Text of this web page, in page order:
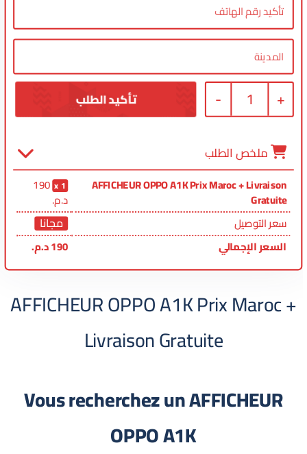
+
1
-
ملخص الطلب
AFFICHEUR OPPO A1K Prix Maroc + Livraison
Gratuite
1
190
د.م.
سعر التوصيل
مجانا
السعر الإجمالي 190د.م.
AFFICHEUR OPPO A1K Prix Maroc +
Livraison Gratuite
Vous recherchez unAFFICHEUR
OPPO A1K